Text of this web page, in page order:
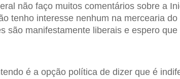
não faço muitos comentários sobre a
tenho interesse nenhum na mercearia
são manifestamente liberais e espero
é a opção política de dizer que é